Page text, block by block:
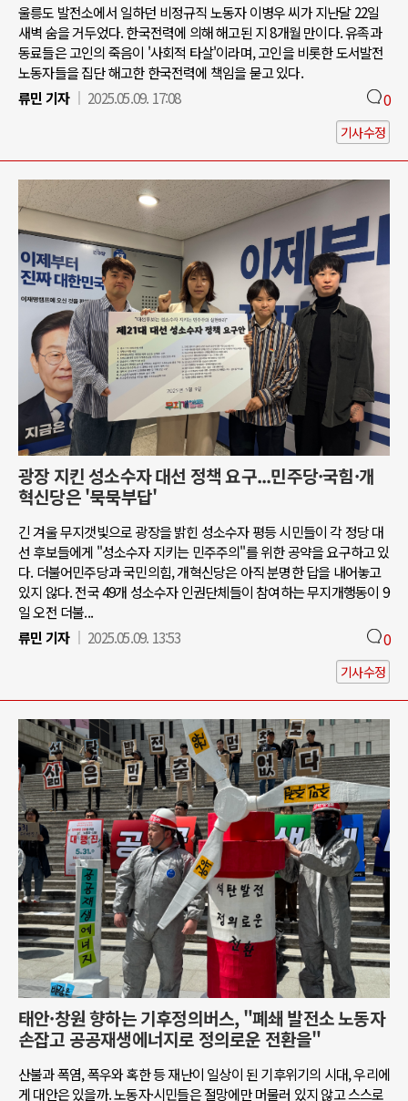
울릉도 발전소에서 일하던 비정규직 노동자 이병우 씨가 지난달 22일
새벽 숨을 거두었다. 한국전력에 의해 해고된 지 8개월 만이다. 유족과
동료들은 고인의 죽음이 '사회적 타살'이라며, 고인을 비롯한 도서발전
노동자들을 집단 해고한 한국전력에 책임을 묻고 있다.
류민 기자
2025.05.09. 17:08 0
기사수정
광장 지킨 성소수자 대선 정책 요구...민주당·국힘·개
혁신당은 '묵묵부답'
긴 겨울 무지갯빛으로 광장을 밝힌 성소수자 평등 시민들이 각 정당 대
선 후보들에게 "성소수자 지키는 민주주의"를 위한 공약을 요구하고 있
다. 더불어민주당과 국민의힘, 개혁신당은 아직 분명한 답을 내어놓고
있지 않다. 전국 49개 성소수자 인권단체들이 참여하는 무지개행동이 9
일 오전 더불...
류민 기자
2025.05.09. 13:53 0
기사수정
태안·창원 향하는 기후정의버스, "폐쇄 발전소 노동자
손잡고 공공재생에너지로 정의로운 전환을"
산불과 폭염, 폭우와 혹한 등 재난이 일상이 된 기후위기의 시대, 우리에
게 대안은 있을까. 노동자·시민들은 절망에만 머물러 있지 않고 스스로